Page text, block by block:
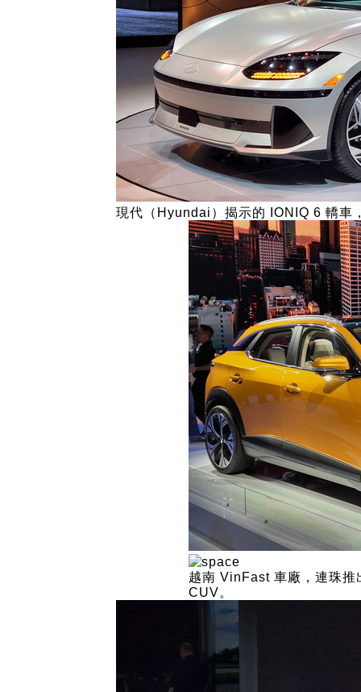
現代（Hyundai）揭示的 IONIQ 6 轎車
越南 VinFast 車廠，連珠
CUV。